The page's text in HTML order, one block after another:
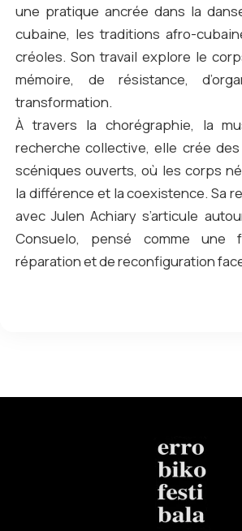
une pratique ancrée dans la
cubaine, les traditions afro-
créoles. Son travail explore le
mémoire, de résistance,
transformation.
À travers la chorégraphie, la
recherche collective, elle crée
scéniques ouverts, où les corps
la différence et la coexistence. Sa
avec Julen Achiary s’articule
Consuelo, pensé comme une
réparation et de reconfiguration